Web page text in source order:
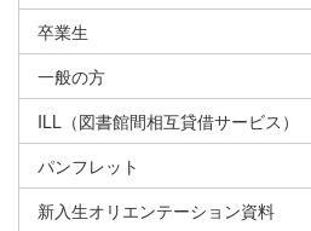
卒業生
一般の方
ILL（図書館間相互貸借サービス）
パンフレット
新入生オリエンテーション資料